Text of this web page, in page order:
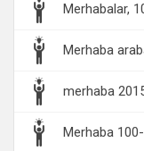
Merhabalar,
Merhaba
merhaba
Merhaba